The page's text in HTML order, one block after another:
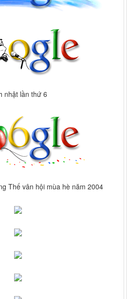
nhật lần thứ 6
Thế vân hội mùa hè năm 2004